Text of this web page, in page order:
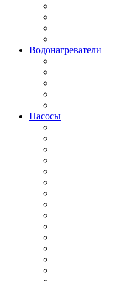
Водонагреватели
Насосы